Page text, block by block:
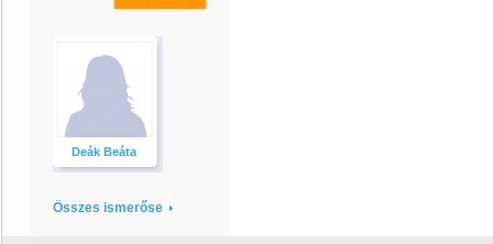
Deák Beáta
Összes ismerőse